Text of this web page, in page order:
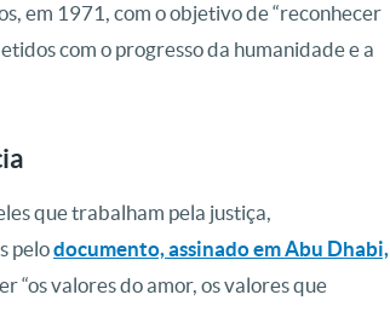
em 1971, com o objetivo de “reconhecer
com o progresso da humanidade e a
que trabalham pela justiça,
pelodocumento, assinado em Abu Dhabi,
“os valores do amor, os valores que